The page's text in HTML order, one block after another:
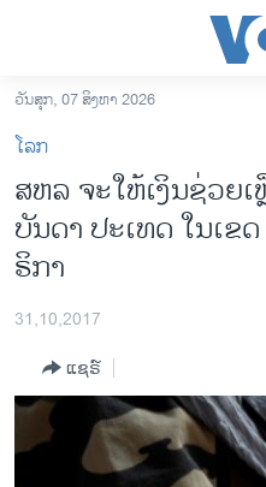
ເຂົ້າ
ຫາ
ຂ້າມ
ຂ້າມ
ໄປ
ຫາ
ຊອກ
ອາເມຣິກາ
ການເລືອກຕັ້ງ ປະທານາທີບໍດີ ສະຫ
ອິດສະຫຼະພາບດ້ານການຂ່າວ
ຊີວິດຊາວລາວ
ວັນສຸກ, 07 ສິງຫາ 2026
ໂລກ
ສຫລ ຈະໃຫ້ເງິນຊ່ວຍ​
ບັນດາ ປະເທດ ໃນເຂ
ຣິກາ
31,10,2017
ແຊຣ໌